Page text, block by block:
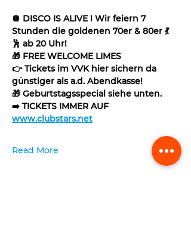
🪩 DISCO IS ALIVE ! Wir feiern 7
Stunden die goldenen 70er & 80er 💃
🕺 ab 20 Uhr!
🎁 FREE WELCOME LIMES
👉 Tickets im VVK hier sichern da
günstiger als a.d. Abendkasse!
🎁 Geburtstagsspecial siehe unten.
➡️ TICKETS IMMER AUF
www.clubstars.net
Read More